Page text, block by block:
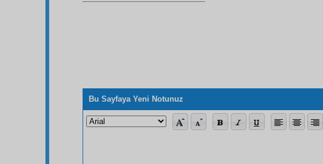
Bu Sayfaya Yeni Notunuz